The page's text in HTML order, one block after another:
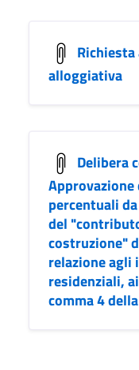
alloggiativa
Delibera
percentuali
del
costruzione"
relazione
residenziali,
comma 4